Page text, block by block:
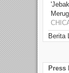
Berita
Press